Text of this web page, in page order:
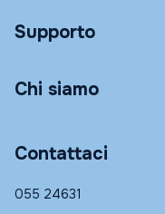
Supporto
Chi siamo
Contattaci
055 24631